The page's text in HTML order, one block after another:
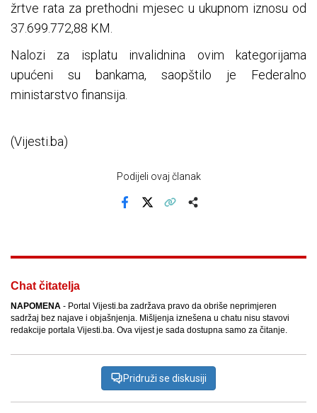
žrtve rata za prethodni mjesec u ukupnom iznosu od
37.699.772,88 KM.
Nalozi za isplatu invalidnina ovim kategorijama
upućeni su bankama, saopštilo je Federalno
ministarstvo finansija.
(Vijesti.ba)
Podijeli ovaj članak
Chat čitatelja
NAPOMENA - Portal Vijesti.ba zadržava pravo da obriše neprimjeren
sadržaj bez najave i objašnjenja. Mišljenja iznešena u chatu nisu stavovi
redakcije portala Vijesti.ba. Ova vijest je sada dostupna samo za čitanje.
Pridruži se diskusiji